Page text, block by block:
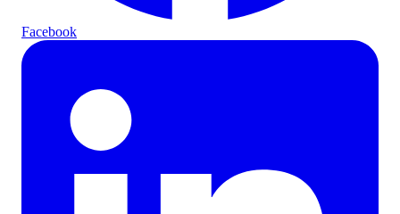
Facebook